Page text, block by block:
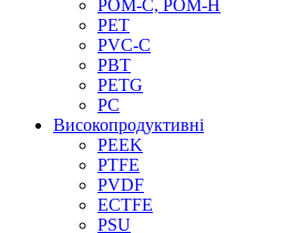
POM-C, POM-H
PET
PVC-C
PBT
PETG
PC
Високопродуктивні
PEEK
PTFE
PVDF
ECTFE
PSU